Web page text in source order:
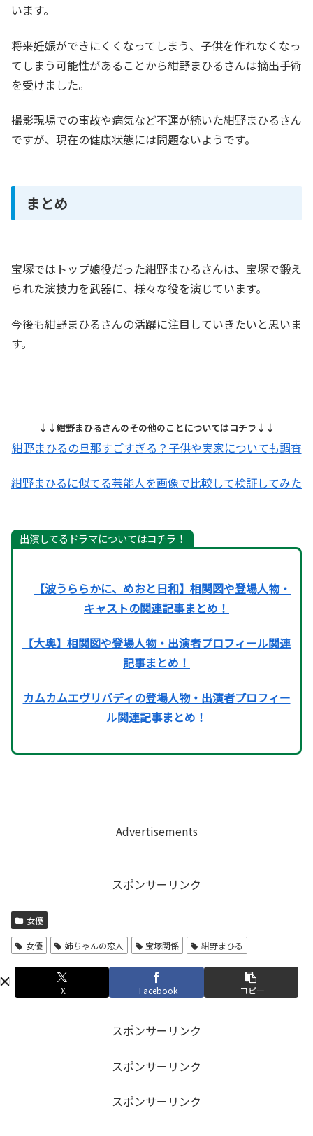
います。
将来妊娠ができにくくなってしまう、子供を作れなくなっ
てしまう可能性があることから紺野まひるさんは摘出手術
を受けました。
撮影現場での事故や病気など不運が続いた紺野まひるさん
ですが、現在の健康状態には問題ないようです。
まとめ
宝塚ではトップ娘役だった紺野まひるさんは、宝塚で鍛え
られた演技力を武器に、様々な役を演じています。
今後も紺野まひるさんの活躍に注目していきたいと思いま
す。
↓↓紺野まひるさんのその他のことについてはコチラ↓↓
紺野まひるの旦那すごすぎる？子供や実家についても調査
紺野まひるに似てる芸能人を画像で比較して検証してみた
出演してるドラマについてはコチラ！
【波うららかに、めおと日和】相関図や登場人物・
キャストの関連記事まとめ！
【大奥】相関図や登場人物・出演者プロフィール関連
記事まとめ！
カムカムエヴリバディの登場人物・出演者プロフィー
ル関連記事まとめ！
Advertisements
スポンサーリンク
女優
女優 姉ちゃんの恋人 宝塚関係 紺野まひる
X Facebook コピー
スポンサーリンク
スポンサーリンク
スポンサーリンク